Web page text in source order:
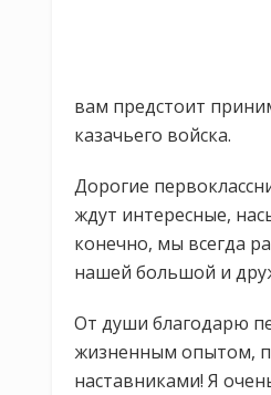
вам предстоит
казачьего войска.
Дорогие
ждут интересные,
конечно, мы всегда
нашей большой и
От души благодарю
жизненным опытом,
наставниками! Я